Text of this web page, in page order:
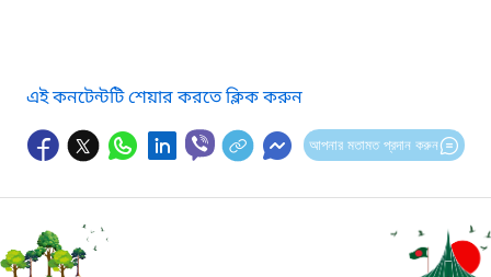
এই কনটেন্টটি শেয়ার করতে ক্লিক করুন
আপনার মতামত প্রদান করুন